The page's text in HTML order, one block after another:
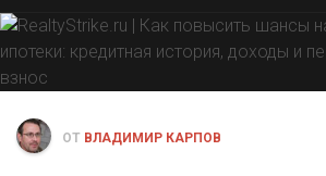
ОТ ВЛАДИМИР КАРПОВ